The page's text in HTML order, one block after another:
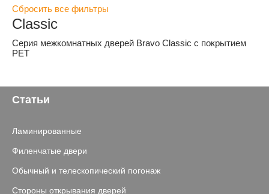
Сбросить все фильтры
Classic
Серия межкомнатных дверей Bravo Classic с покрытием
PET
Статьи
Ламинированные
Филенчатые двери
Обычный и телескопический погонаж
Стороны открывания дверей